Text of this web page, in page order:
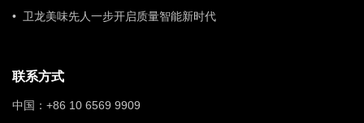
• 卫龙美味先人一步开启质量智能新时代
联系方式
中国：+86 10 6569 9909